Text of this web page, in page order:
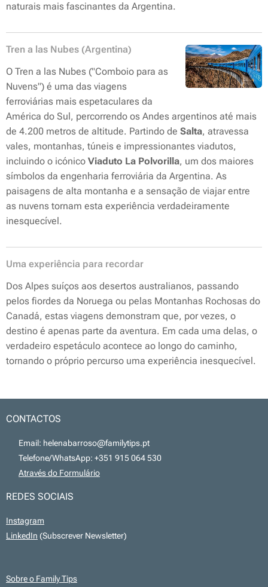
naturais mais fascinantes da Argentina.
Tren a las Nubes (Argentina)
O Tren a las Nubes ("Comboio para as
Nuvens") é uma das viagens
ferroviárias mais espetaculares da
América do Sul, percorrendo os Andes argentinos até mais
de 4.200 metros de altitude. Partindo de Salta, atravessa
vales, montanhas, túneis e impressionantes viadutos,
incluindo o icónico Viaduto La Polvorilla, um dos maiores
símbolos da engenharia ferroviária da Argentina. As
paisagens de alta montanha e a sensação de viajar entre
as nuvens tornam esta experiência verdadeiramente
inesquecível.
Uma experiência para recordar
Dos Alpes suíços aos desertos australianos, passando
pelos fiordes da Noruega ou pelas Montanhas Rochosas do
Canadá, estas viagens demonstram que, por vezes, o
destino é apenas parte da aventura. Em cada uma delas, o
verdadeiro espetáculo acontece ao longo do caminho,
tornando o próprio percurso uma experiência inesquecível.
CONTACTOS
📧 Email: helenabarroso@familytips.pt
📞 Telefone/WhatsApp: +351 915 064 530
Através do Formulário
REDES SOCIAIS
Instagram
LinkedIn (Subscrever Newsletter)
Sobre o Family Tips